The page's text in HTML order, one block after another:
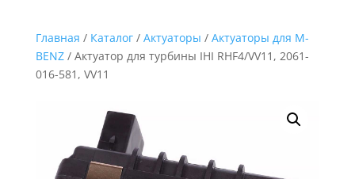
Главная / Каталог/ Актуаторы / Актуаторы для M-
BENZ/ Актуатор для турбины IHI RHF4/VV11, 2061-
016-581, VV11